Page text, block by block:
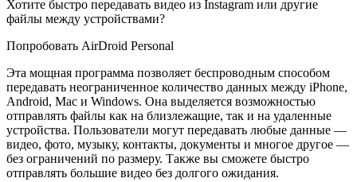
Хотите быстро передавать видео из Instagram или другие
файлы между устройствами?
Попробовать AirDroid Personal
Эта мощная программа позволяет беспроводным способом
передавать неограниченное количество данных между iPhone,
Android, Mac и Windows. Она выделяется возможностью
отправлять файлы как на близлежащие, так и на удаленные
устройства. Пользователи могут передавать любые данные —
видео, фото, музыку, контакты, документы и многое другое —
без ограничений по размеру. Также вы сможете быстро
отправлять большие видео без долгого ожидания.